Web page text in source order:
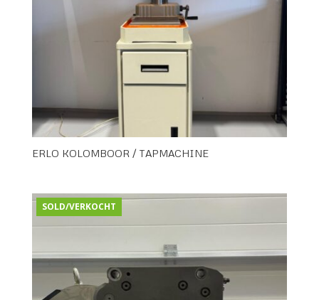
ERLO KOLOMBOOR / TAPMACHINE
SOLD/VERKOCHT